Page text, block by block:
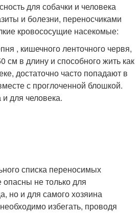
для собачки и человека
и болезни, переносчиками
кровососущие насекомые:
, кишечного ленточного червя,
см в длину и способного жить как
достаточно часто попадают в
с проглоченной блошкой.
для человека.
списка переносимых
не только для
но и для самого хозяина
избегать, проводя